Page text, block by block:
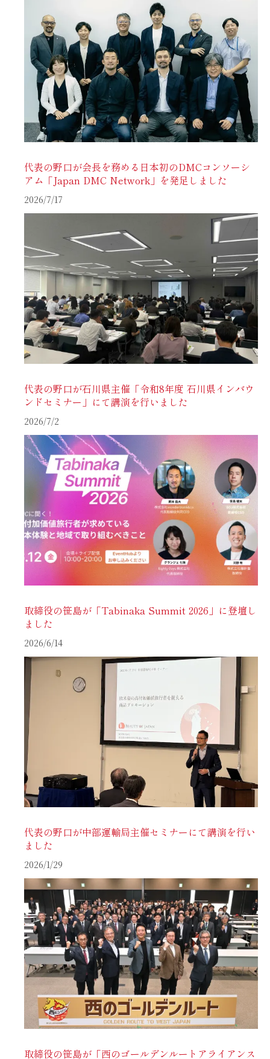
代表の野口が会長を務める日本初のDMCコンソーシ
アム「Japan DMC Network」を発足しました
2026/7/17
代表の野口が石川県主催「令和8年度 石川県インバウ
ンドセミナー」にて講演を行いました
2026/7/2
取締役の笹島が「Tabinaka Summit 2026」に登壇し
ました
2026/6/14
代表の野口が中部運輸局主催セミナーにて講演を行い
ました
2026/1/29
取締役の笹島が「西のゴールデンルートアライアンス